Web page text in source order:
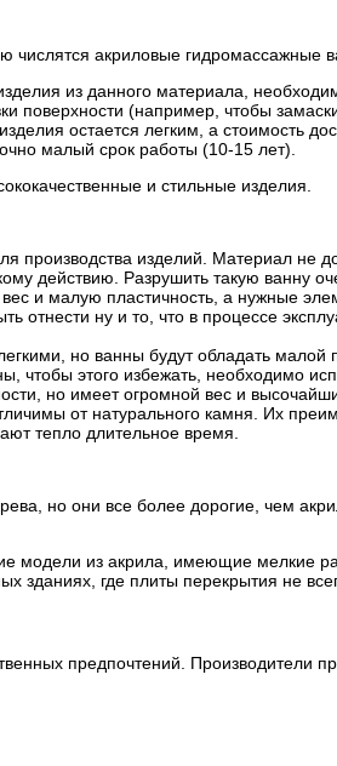
акриловые гидромассажные
из данного материала,
(например, чтобы
остается легким, а стоимость
малый срок работы (10-15 лет).
и стильные изделия.
изделий. Материал не
действию. Разрушить такую ванну
и малую пластичность, а нужные
ну и то, что в процессе
но ванны будут обладать малой
чтобы этого избежать, необходимо
но имеет огромной вес и
от натурального камня. Их
тепло длительное время.
но они все более дорогие, чем
модели из акрила, имеющие мелкие
зданиях, где плиты перекрытия не
предпочтений. Производители